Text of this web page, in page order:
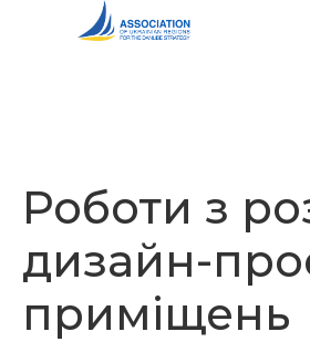
Роботи з
дизайн-
приміщень